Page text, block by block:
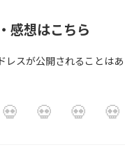
感想はこちら
レスが公開されることはあ